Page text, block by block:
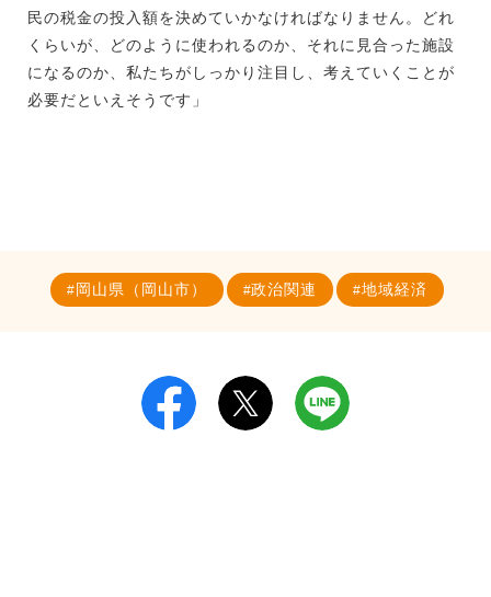
民の税金の投入額を決めていかなければなりません。どれ
くらいが、どのように使われるのか、それに見合った施設
になるのか、私たちがしっかり注目し、考えていくことが
必要だといえそうです」
岡山県（岡山市） 政治関連 地域経済